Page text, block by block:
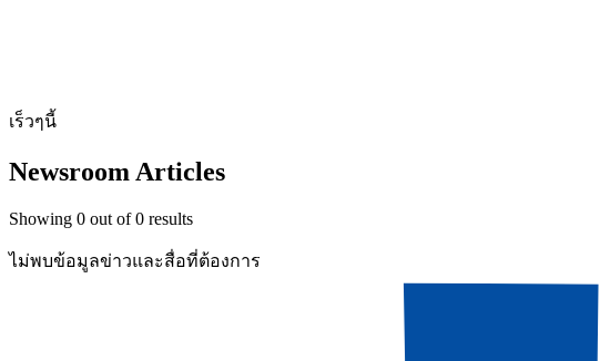
เร็วๆนี้
Newsroom Articles
Showing 0 out of0 results
ไม่พบข้อมูลข่าวและสื่อที่ต้องการ